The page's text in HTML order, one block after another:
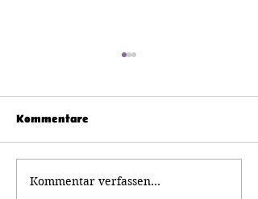
Telefonische
Kommentare
Kommentar verfassen...